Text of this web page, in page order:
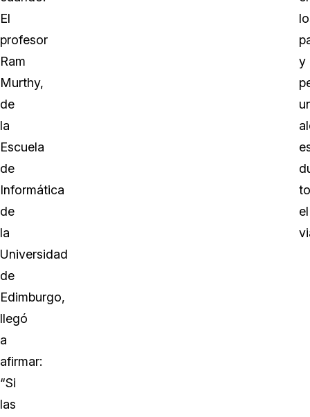
El
profesor
Ram
Murthy,
de
la
Escuela
de
Informática
de
la
Universidad
de
Edimburgo,
llegó
a
afirmar:
“Si
las
y
el